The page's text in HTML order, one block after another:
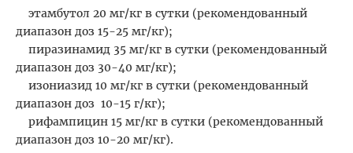
этамбутол 20 мг/кг в сутки (рекомендованный
диапазон доз 15-25 мг/кг);
пиразинамид 35 мг/кг в сутки (рекомендованный
диапазон доз 30-40 мг/кг);
изониазид 10 мг/кг в сутки (рекомендованный
диапазон доз 10-15 г/кг);
рифампицин 15 мг/кг в сутки (рекомендованный
диапазон доз 10-20 мг/кг).